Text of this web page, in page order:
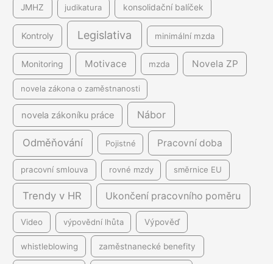
JMHZ judikatura konsolidační balíček
Kontroly Legislativa minimální mzda
Monitoring Motivace mzda Novela ZP
novela zákona o zaměstnanosti
novela zákoníku práce Nábor
Odměňování Pojistné Pracovní doba
pracovní smlouva rovné mzdy směrnice EU
Trendy v HR Ukončení pracovního poměru
Video výpovědní lhůta Výpověď
whistleblowing zaměstnanecké benefity